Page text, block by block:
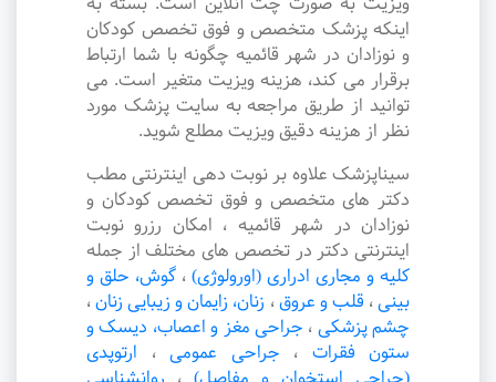
اینکه پزشک متخصص و فوق تخصص کودکان
و نوزادان در شهر قائمیه چگونه با شما ارتباط
برقرار می کند، هزینه ویزیت متغیر است. می
توانید از طریق مراجعه به سایت پزشک مورد
نظر از هزینه دقیق ویزیت مطلع شوید.
سیناپزشک علاوه بر نوبت دهی اینترنتی مطب
دکتر های متخصص و فوق تخصص کودکان و
نوزادان در شهر قائمیه ، امکان رزرو نوبت
اینترنتی دکتر در تخصص های مختلف از جمله
کلیه و مجاری ادراری (اورولوژی) ، گوش، حلق و
بینی، قلب و عروق، زنان، زایمان و زیبایی زنان،
چشم پزشکی ، جراحی مغز و اعصاب، دیسک و
ستون فقرات ، جراحی عمومی ، ارتوپدی